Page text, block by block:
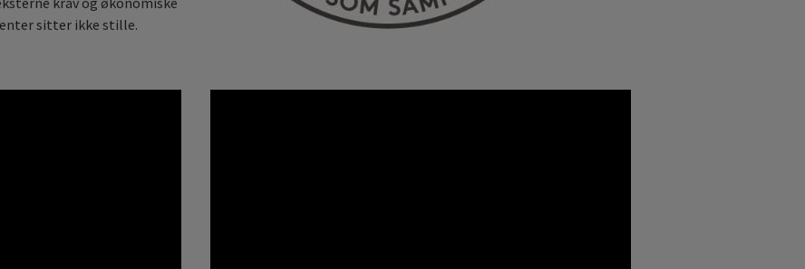
sitter ikke stille.